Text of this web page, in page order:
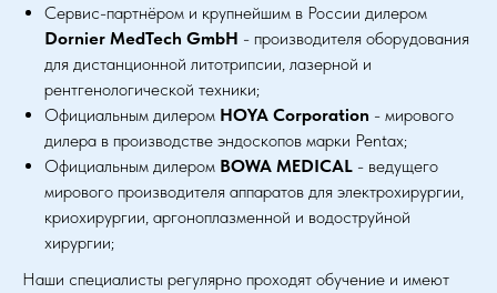
Сервис-партнёром и крупнейшим в России дилером
Dornier MedTech GmbH - производителя оборудования
для дистанционной литотрипсии, лазерной и
рентгенологической техники;
Официальным дилером HOYA Corporation - мирового
дилера в производстве эндоскопов марки Pentax;
Официальным дилером BOWA MEDICAL - ведущего
мирового производителя аппаратов для электрохирургии,
криохирургии, аргоноплазменной и водоструйной
хирургии;
Наши специалисты регулярно проходят обучение и имеют